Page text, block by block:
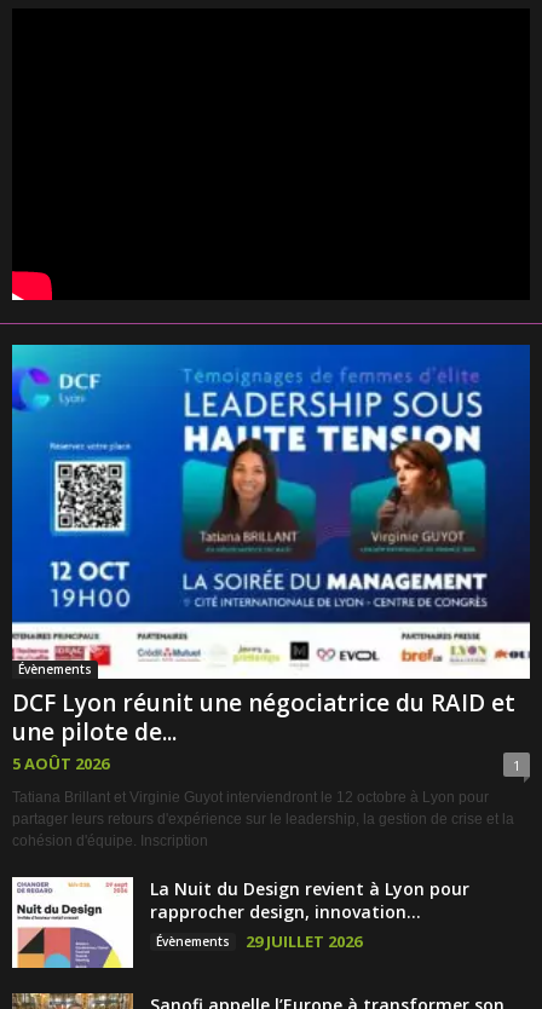
Évènements
DCF Lyon réunit une négociatrice du RAID et
une pilote de...
5 AOÛT 2026 1
Tatiana Brillant et Virginie Guyot interviendront le 12 octobre à Lyon pour
partager leurs retours d'expérience sur le leadership, la gestion de crise et la
cohésion d'équipe. Inscription
La Nuit du Design revient à Lyon pour
rapprocher design, innovation...
Évènements 29 JUILLET 2026